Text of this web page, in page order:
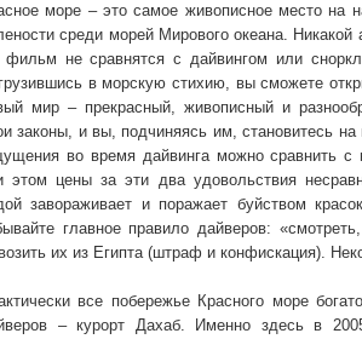
море – это самое живописное место на
среди морей Мирового океана. Никакой
фильм не сравнятся с дайвингом или
в морскую стихию, вы сможете
мир – прекрасный, живописный и
законы, и вы, подчиняясь им, становитесь
во время дайвинга можно сравнить с
этом цены за эти два удовольствия
завораживает и поражает буйством
главное правило дайверов:
их из Египта (штраф и конфискация).
все побережье Красного море
– курорт Дахаб. Именно здесь в